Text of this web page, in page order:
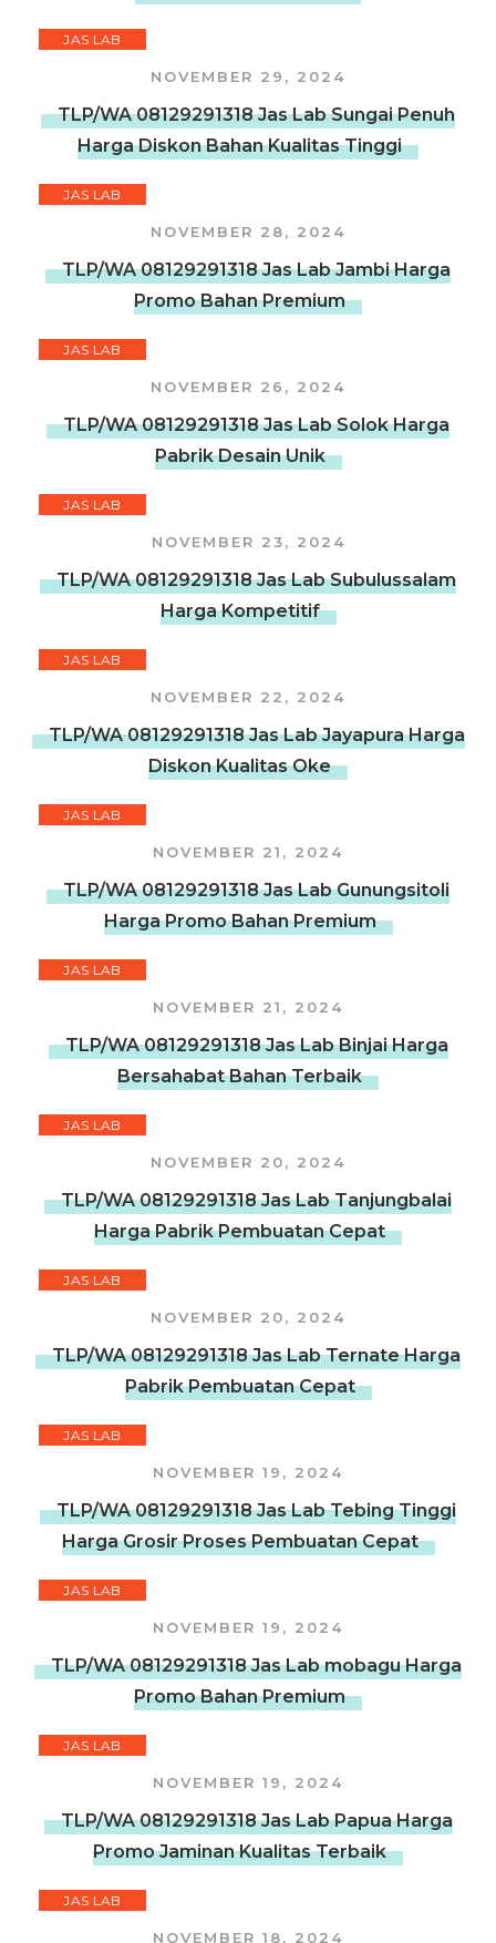
JAS LAB
NOVEMBER 29, 2024
TLP/WA 08129291318 Jas Lab Sungai Penuh
Harga Diskon Bahan Kualitas Tinggi
JAS LAB
NOVEMBER 28, 2024
TLP/WA 08129291318 Jas Lab Jambi Harga
Promo Bahan Premium
JAS LAB
NOVEMBER 26, 2024
TLP/WA 08129291318 Jas Lab Solok Harga
Pabrik Desain Unik
JAS LAB
NOVEMBER 23, 2024
TLP/WA 08129291318 Jas Lab Subulussalam
Harga Kompetitif
JAS LAB
NOVEMBER 22, 2024
TLP/WA 08129291318 Jas Lab Jayapura Harga
Diskon Kualitas Oke
JAS LAB
NOVEMBER 21, 2024
TLP/WA 08129291318 Jas Lab Gunungsitoli
Harga Promo Bahan Premium
JAS LAB
NOVEMBER 21, 2024
TLP/WA 08129291318 Jas Lab Binjai Harga
Bersahabat Bahan Terbaik
JAS LAB
NOVEMBER 20, 2024
TLP/WA 08129291318 Jas Lab Tanjungbalai
Harga Pabrik Pembuatan Cepat
JAS LAB
NOVEMBER 20, 2024
TLP/WA 08129291318 Jas Lab Ternate Harga
Pabrik Pembuatan Cepat
JAS LAB
NOVEMBER 19, 2024
TLP/WA 08129291318 Jas Lab Tebing Tinggi
Harga Grosir Proses Pembuatan Cepat
JAS LAB
NOVEMBER 19, 2024
TLP/WA 08129291318 Jas Lab mobagu Harga
Promo Bahan Premium
JAS LAB
NOVEMBER 19, 2024
TLP/WA 08129291318 Jas Lab Papua Harga
Promo Jaminan Kualitas Terbaik
JAS LAB
NOVEMBER 18, 2024